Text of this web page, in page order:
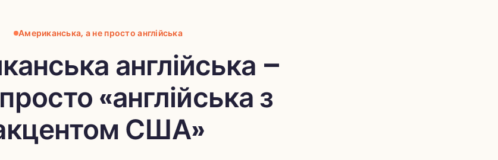
Американська, а не просто англійська
англійська –
«англійська з
США»